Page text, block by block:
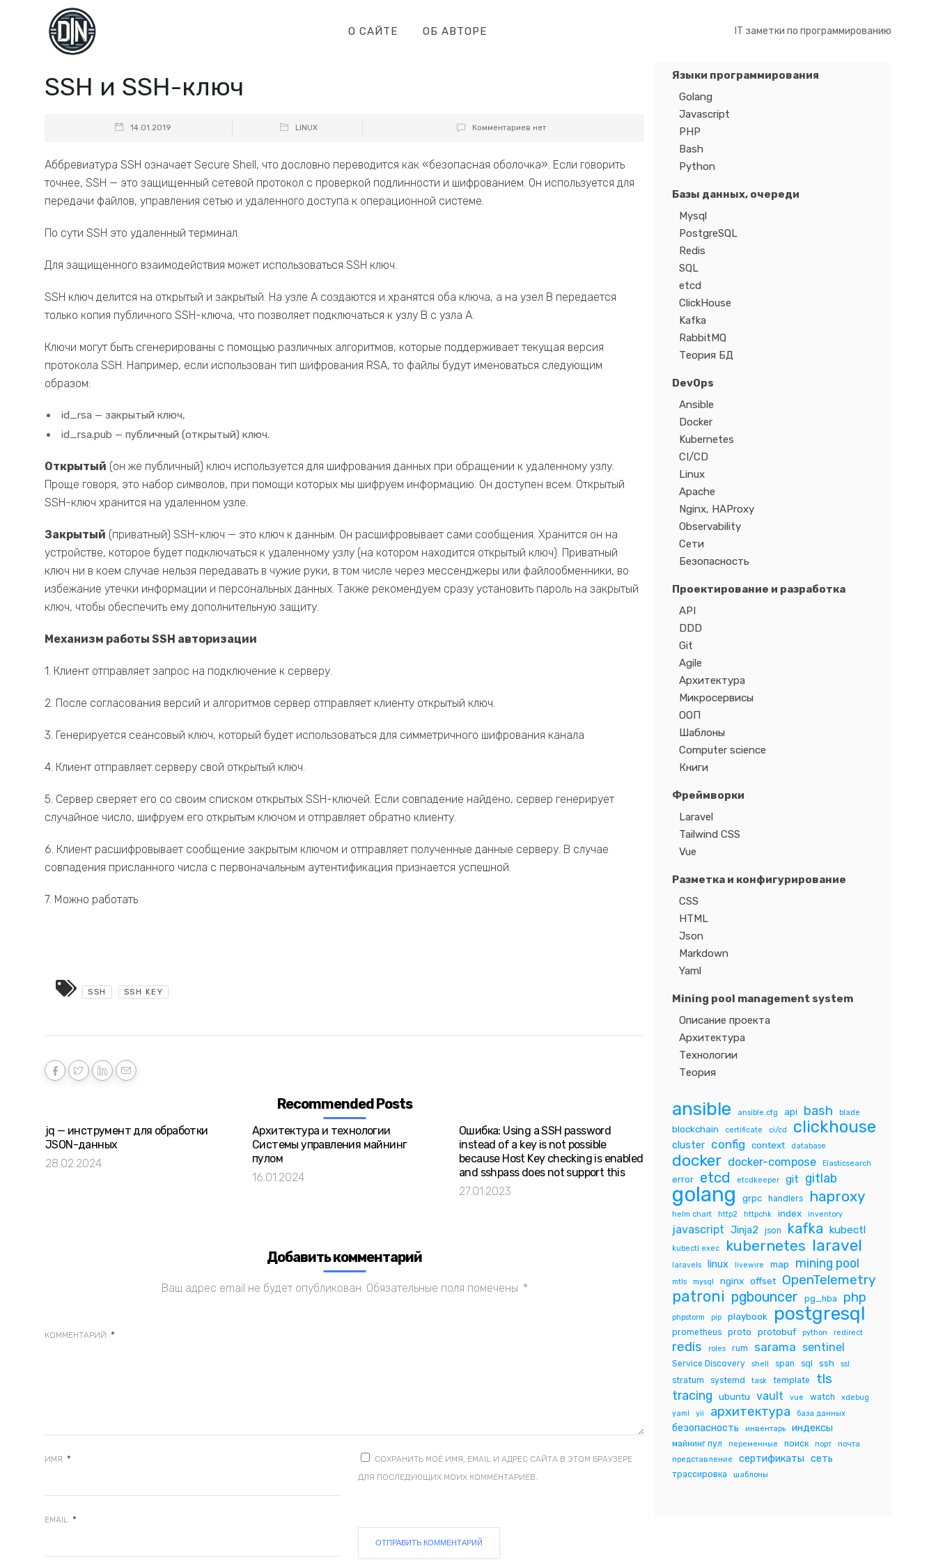
О САЙТЕ ОБ АВТОРЕ IT заметки по программированию
SSH и SSH-ключ
14.01.2019 LINUX Комментариев нет
Аббревиатура SSH означает Secure Shell, что дословно переводится как «безопасная оболочка». Если говорить
точнее, SSH — это защищенный сетевой протокол с проверкой подлинности и шифрованием. Он используется для
передачи файлов, управления сетью и удаленного доступа к операционной системе.
По сути SSH это удаленный терминал.
Для защищенного взаимодействия может использоваться SSH ключ.
SSH ключ делится на открытый и закрытый. На узле A создаются и хранятся оба ключа, а на узел B передается
только копия публичного SSH-ключа, что позволяет подключаться к узлу B с узла A.
Ключи могут быть сгенерированы с помощью различных алгоритмов, которые поддерживает текущая версия
протокола SSH. Например, если использован тип шифрования RSA, то файлы будут именоваться следующим
образом:
id_rsa — закрытый ключ,
id_rsa.pub — публичный (открытый) ключ.
Открытый (он же публичный) ключ используется для шифрования данных при обращении к удаленному узлу.
Проще говоря, это набор символов, при помощи которых мы шифруем информацию. Он доступен всем. Открытый
SSH-ключ хранится на удаленном узле.
Закрытый (приватный) SSH-ключ — это ключ к данным. Он расшифровывает сами сообщения. Хранится он на
устройстве, которое будет подключаться к удаленному узлу (на котором находится открытый ключ). Приватный
ключ ни в коем случае нельзя передавать в чужие руки, в том числе через мессенджеры или файлообменники, во
избежание утечки информации и персональных данных. Также рекомендуем сразу установить пароль на закрытый
ключ, чтобы обеспечить ему дополнительную защиту.
Механизм работы SSH авторизации
1. Клиент отправляет запрос на подключение к серверу.
2. После согласования версий и алгоритмов сервер отправляет клиенту открытый ключ.
3. Генерируется сеансовый ключ, который будет использоваться для симметричного шифрования канала
4. Клиент отправляет серверу свой открытый ключ.
5. Сервер сверяет его со своим списком открытых SSH-ключей. Если совпадение найдено, сервер генерирует
случайное число, шифруем его открытым ключом и отправляет обратно клиенту.
6. Клиент расшифровывает сообщение закрытым ключом и отправляет полученные данные серверу. В случае
совпадения присланного числа с первоначальным аутентификация признается успешной.
7. Можно работать
SSH SSH KEY
Recommended Posts
jq — инструмент для обработки
JSON-данных
28.02.2024
Архитектура и технологии
Системы управления майнинг
пулом
16.01.2024
Ошибка: Using a SSH password
instead of a key is not possible
because Host Key checking is enabled
and sshpass does not support this
27.01.2023
Добавить комментарий
Ваш адрес email не будет опубликован. Обязательные поля помечены *
КОММЕНТАРИЙ *
ИМЯ *
EMAIL *
СОХРАНИТЬ МОЁ ИМЯ, EMAIL И АДРЕС САЙТА В ЭТОМ БРАУЗЕРЕ
ДЛЯ ПОСЛЕДУЮЩИХ МОИХ КОММЕНТАРИЕВ.
Языки программирования
Golang
Javascript
PHP
Bash
Python
Базы данных, очереди
Mysql
PostgreSQL
Redis
SQL
etcd
ClickHouse
Kafka
RabbitMQ
Теория БД
DevOps
Ansible
Docker
Kubernetes
CI/CD
Linux
Apache
Nginx, HAProxy
Observability
Сети
Безопасность
Проектирование и разработка
API
DDD
Git
Agile
Архитектура
Микросервисы
ООП
Шаблоны
Computer science
Книги
Фреймворки
Laravel
Tailwind CSS
Vue
Разметка и конфигурирование
CSS
HTML
Json
Markdown
Yaml
Mining pool management system
Описание проекта
Архитектура
Технологии
Теория
ansible ansible.cfg api bash blade
blockchain certificate ci/cd clickhouse
cluster config context database
docker docker-compose Elasticsearch
error etcd etcdkeeper git gitlab
golang grpc handlers haproxy
helm chart http2 httpchk index inventory
javascript Jinja2 json kafka kubectl
kubectl exec kubernetes laravel
laravels linux livewire map mining pool
mtls mysql nginx offset OpenTelemetry
patroni pgbouncer pg_hba php
phpstorm pip playbook postgresql
prometheus proto protobuf python redirect
redis roles rum sarama sentinel
Service Discovery shell span sql ssh ssl
stratum systemd task template tls
tracing ubuntu vault vue watch
xdebug
yaml
yii архитектура база данных
безопасность инвентарь индексы
майнинг пул переменные поиск порт
почта
представление
сертификаты сеть
трассировка шаблоны